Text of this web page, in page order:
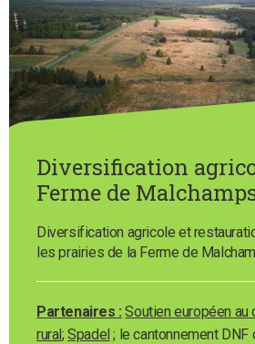
Diversification
Ferme de
Diversification agricole et
les prairies de la Ferme de
Partenaires : Soutien européen
rural;Spadel; le cantonnement DNF